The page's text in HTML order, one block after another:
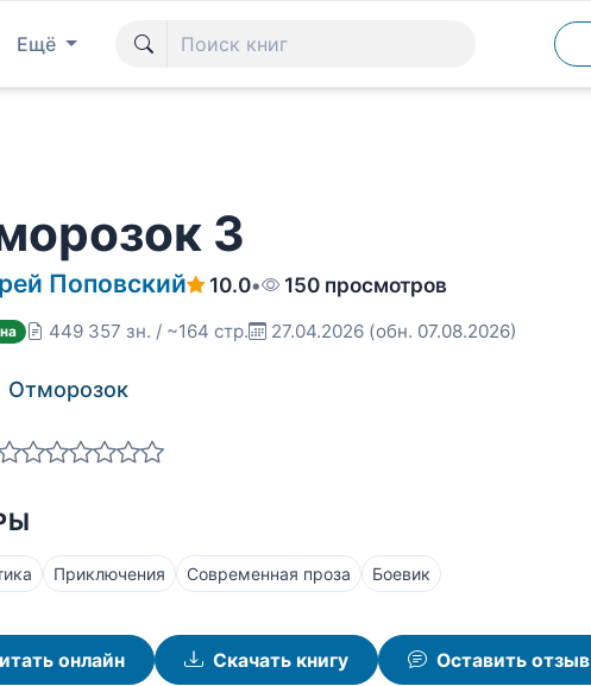
Ещё
3
Поповский 10.0• 150 просмотров
449 357 зн. / ~164 стр. 27.04.2026 (обн. 07.08.2026)
Отморозок
Приключения Современная проза Боевик
онлайн Скачать книгу Оставить отзыв